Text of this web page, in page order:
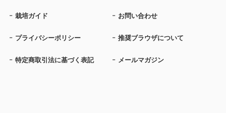
栽培ガイド お問い合わせ
プライバシーポリシー 推奨ブラウザについて
特定商取引法に基づく表記 メールマガジン